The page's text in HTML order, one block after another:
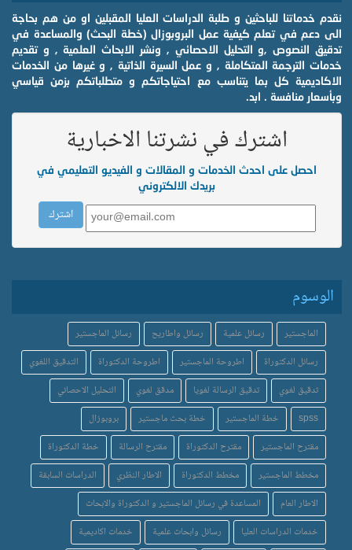
نقدم خدماتنا للباحثين و طلبة الدراسات العليا المقبلين او من هم بحاجة
الى دعم في تعلم كيفية عمل البروبوزال (خطة البحث) والمساعدة في
تدقيق النصوص ,و التحليل الاحصائي , ونشر الابحاث العلمية , و تقديم
خدمات الترجمة المتكاملة , و عمل السيرة الذاتية , و غيرها من الخدمات
الاكاديمية كل بما يتناسب مع احتياجاتكم و متطلباتكم بزمن قياسي
وبأسعار منافسة . ابد.
اشترك في نشرتنا الاخبارية
احصل على احدث الخدمات و المقالات و الفيديو التعليمي في
بريدك الالكتروني
الوسوم
الماجستير رسائل علمية رسائل واطاريح
رسائل الماجستير
رسائل الدكتوراة
اطروحة الماجستير اطروحة الدكتوراة
التدقيق اللغوي
تدقيق لغوي
تدقيق الرسالة لغويا مدقق لغوي
التحليل الاحصائي
spss
خطة الماجستير خطة بحث ماجستير
بروبوزال
مقترح الماجستير
مقترح الدكتوراة مقترح الرسالة
خطة الدكتوراة
مخطط الماجستير
مخطط الدكتوراة الاطار النظري
الدراسات السابقة
الاطار العام
المساعدة في رسائل الماجستير و الدكتوراة والابحاث
خدمات الدراسات العليا
رسائل وابحاث علمية خدمات اكاديمية